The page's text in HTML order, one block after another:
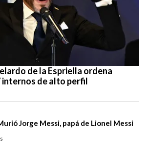
de la Espriella ordena
internos de alto perfil
Jorge Messi, papá de Lionel Messi